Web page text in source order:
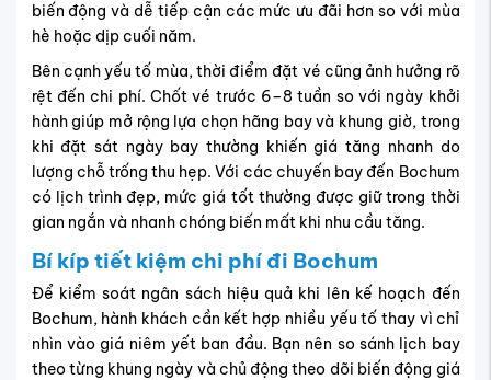
biến động và dễ tiếp cận các mức ưu đãi hơn so với mùa
hè hoặc dịp cuối năm.
Bên cạnh yếu tố mùa, thời điểm đặt vé cũng ảnh hưởng rõ
rệt đến chi phí. Chốt vé trước 6–8 tuần so với ngày khởi
hành giúp mở rộng lựa chọn hãng bay và khung giờ, trong
khi đặt sát ngày bay thường khiến giá tăng nhanh do
lượng chỗ trống thu hẹp. Với các chuyến bay đến Bochum
có lịch trình đẹp, mức giá tốt thường được giữ trong thời
gian ngắn và nhanh chóng biến mất khi nhu cầu tăng.
Bí kíp tiết kiệm chi phí đi Bochum
Để kiểm soát ngân sách hiệu quả khi lên kế hoạch đến
Bochum, hành khách cần kết hợp nhiều yếu tố thay vì chỉ
nhìn vào giá niêm yết ban đầu. Bạn nên so sánh lịch bay
theo từng khung ngày và chủ động theo dõi biến động giá